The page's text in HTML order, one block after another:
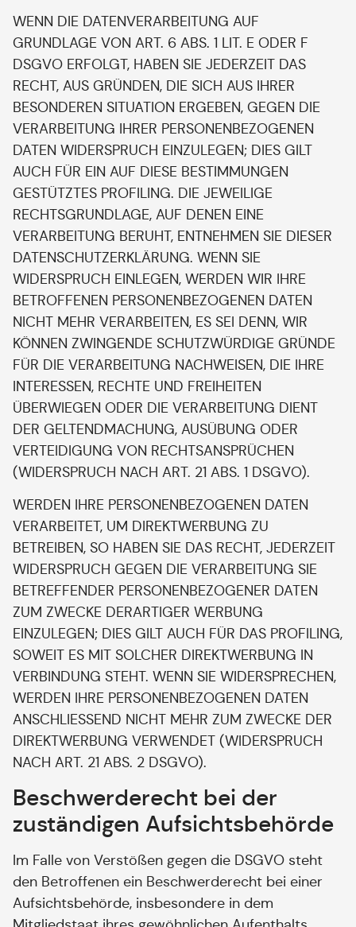
WENN DIE DATENVERARBEITUNG AUF
GRUNDLAGE VON ART. 6 ABS. 1 LIT. E ODER F
DSGVO ERFOLGT, HABEN SIE JEDERZEIT DAS
RECHT, AUS GRÜNDEN, DIE SICH AUS IHRER
BESONDEREN SITUATION ERGEBEN, GEGEN DIE
VERARBEITUNG IHRER PERSONENBEZOGENEN
DATEN WIDERSPRUCH EINZULEGEN; DIES GILT
AUCH FÜR EIN AUF DIESE BESTIMMUNGEN
GESTÜTZTES PROFILING. DIE JEWEILIGE
RECHTSGRUNDLAGE, AUF DENEN EINE
VERARBEITUNG BERUHT, ENTNEHMEN SIE DIESER
DATENSCHUTZERKLÄRUNG. WENN SIE
WIDERSPRUCH EINLEGEN, WERDEN WIR IHRE
BETROFFENEN PERSONENBEZOGENEN DATEN
NICHT MEHR VERARBEITEN, ES SEI DENN, WIR
KÖNNEN ZWINGENDE SCHUTZWÜRDIGE GRÜNDE
FÜR DIE VERARBEITUNG NACHWEISEN, DIE IHRE
INTERESSEN, RECHTE UND FREIHEITEN
ÜBERWIEGEN ODER DIE VERARBEITUNG DIENT
DER GELTENDMACHUNG, AUSÜBUNG ODER
VERTEIDIGUNG VON RECHTSANSPRÜCHEN
(WIDERSPRUCH NACH ART. 21 ABS. 1 DSGVO).
WERDEN IHRE PERSONENBEZOGENEN DATEN
VERARBEITET, UM DIREKTWERBUNG ZU
BETREIBEN, SO HABEN SIE DAS RECHT, JEDERZEIT
WIDERSPRUCH GEGEN DIE VERARBEITUNG SIE
BETREFFENDER PERSONENBEZOGENER DATEN
ZUM ZWECKE DERARTIGER WERBUNG
EINZULEGEN; DIES GILT AUCH FÜR DAS PROFILING,
SOWEIT ES MIT SOLCHER DIREKTWERBUNG IN
VERBINDUNG STEHT. WENN SIE WIDERSPRECHEN,
WERDEN IHRE PERSONENBEZOGENEN DATEN
ANSCHLIESSEND NICHT MEHR ZUM ZWECKE DER
DIREKTWERBUNG VERWENDET (WIDERSPRUCH
NACH ART. 21 ABS. 2 DSGVO).
Beschwerde­recht bei der
zuständigen Aufsichts­behörde
Im Falle von Verstößen gegen die DSGVO steht
den Betroffenen ein Beschwerderecht bei einer
Aufsichtsbehörde, insbesondere in dem